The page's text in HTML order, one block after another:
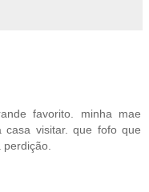
favorito. minha mae
visitar. que fofo que
perdição.